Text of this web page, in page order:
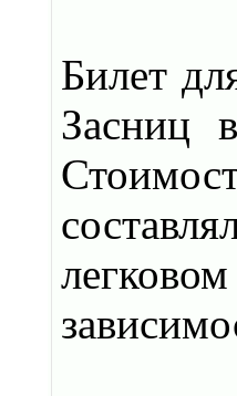
Билет
Засниц